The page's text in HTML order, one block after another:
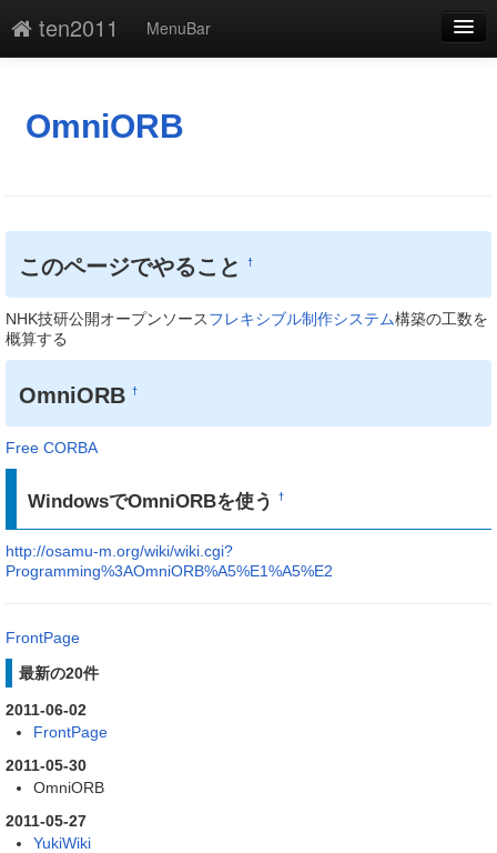
ten2011
MenuBar
添付
一覧
単語検索
OmniORB
このページでやること†
NHK技研公開オープンソースフレキシブル制作システム構築の工数を
概算する
OmniORB†
Free CORBA
WindowsでOmniORBを使う†
http://osamu-m.org/wiki/wiki.cgi?
Programming%3AOmniORB%A5%E1%A5%E2
FrontPage
最新の20件
2011-06-02
FrontPage
2011-05-30
OmniORB
2011-05-27
YukiWiki